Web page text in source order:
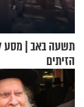
תשעה באב | מסע
הזיתים